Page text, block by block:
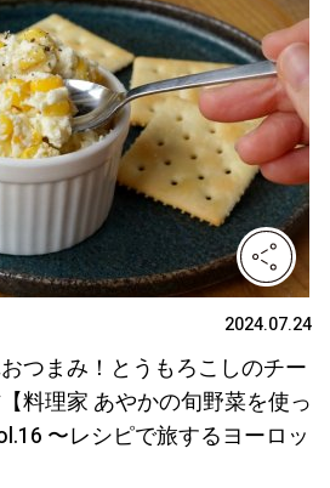
2024.07.24
つまみ！とうもろこしのチー
料理家 あやかの旬野菜を使っ
〜レシピで旅するヨーロッ